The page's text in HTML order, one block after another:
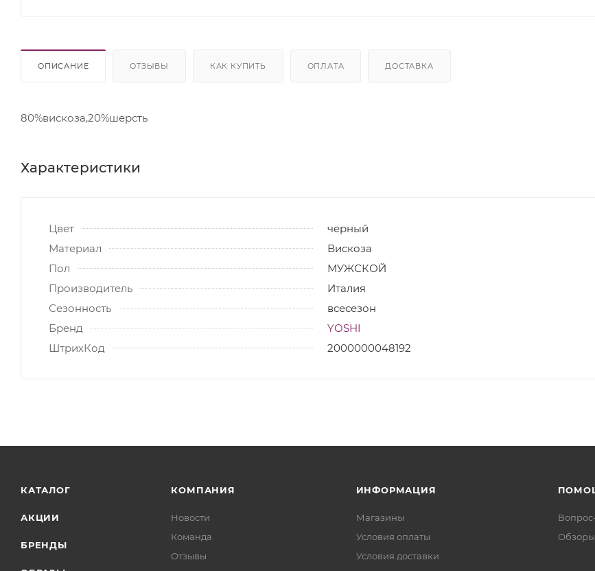
ОПИСАНИЕ ОТЗЫВЫ КАК КУПИТЬ ОПЛАТА ДОСТАВКА
80%вискоза,20%шерсть
Характеристики
Цвет
черный
Материал
Вискоза
Пол
МУЖСКОЙ
Производитель
Италия
Сезонность
всесезон
Бренд
YOSHI
ШтрихКод
2000000048192
КАТАЛОГ
АКЦИИ
БРЕНДЫ
КОМПАНИЯ
Новости
Команда
Отзывы
ИНФОРМАЦИЯ
Магазины
Условия оплаты
Условия доставки
Обзоры